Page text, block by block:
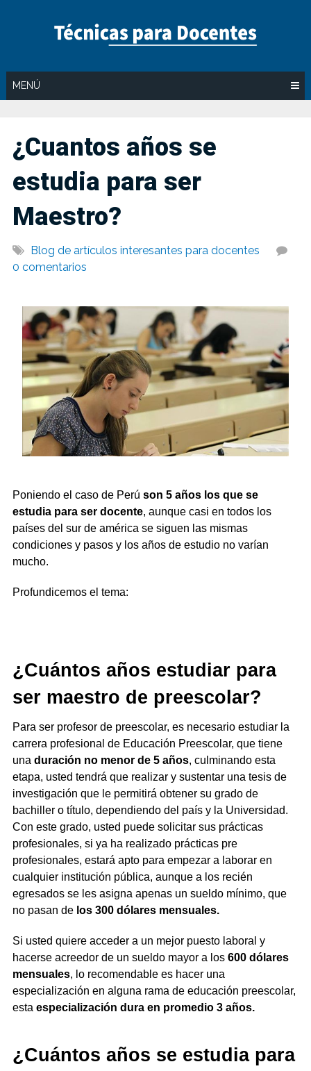
MENÚ
¿Cuantos años se
estudia para ser
Maestro?
Blog de artículos interesantes para docentes
0 comentarios
Poniendo el caso de Perú son 5 años los que se
estudia para ser docente, aunque casi en todos los
países del sur de américa se siguen las mismas
condiciones y pasos y los años de estudio no varían
mucho.
Profundicemos el tema:
¿Cuántos años estudiar para
ser maestro de preescolar?
Para ser profesor de preescolar, es necesario estudiar la
carrera profesional de Educación Preescolar, que tiene
una duración no menor de 5 años, culminando esta
etapa, usted tendrá que realizar y sustentar una tesis de
investigación que le permitirá obtener su grado de
bachiller o título, dependiendo del país y la Universidad.
Con este grado, usted puede solicitar sus prácticas
profesionales, si ya ha realizado prácticas pre
profesionales, estará apto para empezar a laborar en
cualquier institución pública, aunque a los recién
egresados se les asigna apenas un sueldo mínimo, que
no pasan de los 300 dólares mensuales.
Si usted quiere acceder a un mejor puesto laboral y
hacerse acreedor de un sueldo mayor a los 600 dólares
mensuales, lo recomendable es hacer una
especialización en alguna rama de educación preescolar,
esta especialización dura en promedio 3 años.
¿Cuántos años se estudia para